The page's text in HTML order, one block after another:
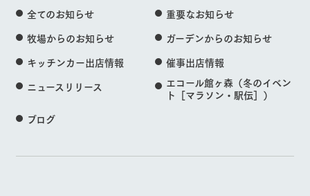
全てのお知らせ
重要なお知らせ
牧場からのお知らせ
ガーデンからのお知らせ
キッチンカー出店情報
催事出店情報
ニュースリリース
エコール館ヶ森（冬のイベン
ト［マラソン・駅伝］）
ブログ